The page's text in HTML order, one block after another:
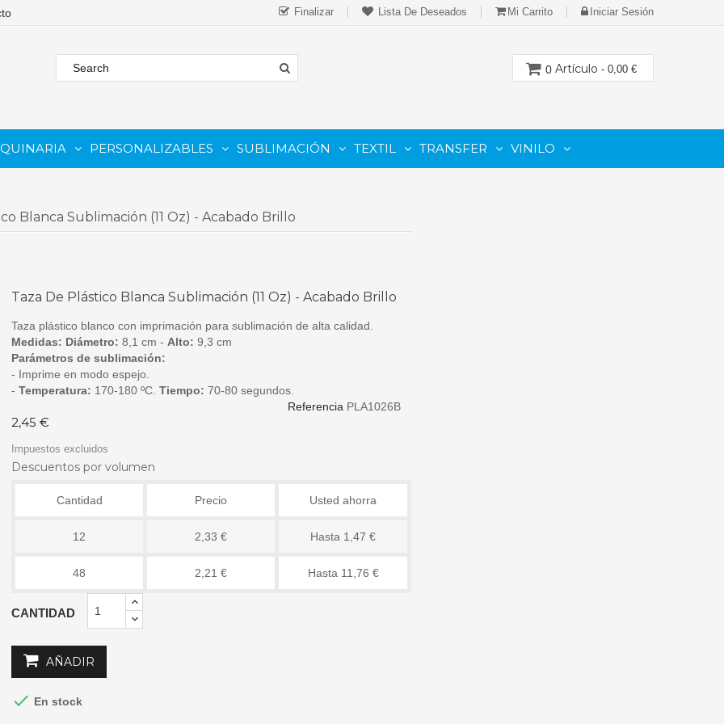
Finalizar Lista De Deseados Mi Carrito Iniciar Sesión
Artículo - 0,00 €
0
PERSONALIZABLES SUBLIMACIÓN TEXTIL TRANSFER VINILO
Blanca Sublimación (11 Oz) - Acabado Brillo
Taza De Plástico Blanca Sublimación (11 Oz) - Acabado Brillo
Taza plástico blanco con imprimación para sublimación de alta calidad.
Medidas: Diámetro: 8,1 cm - Alto: 9,3 cm
Parámetros de sublimación:
- Imprime en modo espejo.
- Temperatura: 170-180 ºC. Tiempo: 70-80 segundos.
Referencia PLA1026B
2,45 €
Impuestos excluidos
Descuentos por volumen
Cantidad Precio Usted ahorra
12 2,33 € Hasta 1,47 €
48 2,21 € Hasta 11,76 €
CANTIDAD
AÑADIR
 En stock